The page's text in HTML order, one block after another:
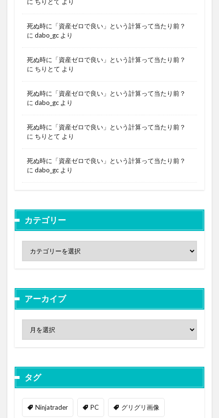
死ぬ時に「資産ゼロで良い」という計算って当たり前？
に dabo_gc より
死ぬ時に「資産ゼロで良い」という計算って当たり前？
に ちりとて より
死ぬ時に「資産ゼロで良い」という計算って当たり前？
に dabo_gc より
死ぬ時に「資産ゼロで良い」という計算って当たり前？
に ちりとて より
死ぬ時に「資産ゼロで良い」という計算って当たり前？
に dabo_gc より
カテゴリー
アーカイブ
タグ
Ninjatrader PC グリグリ画像